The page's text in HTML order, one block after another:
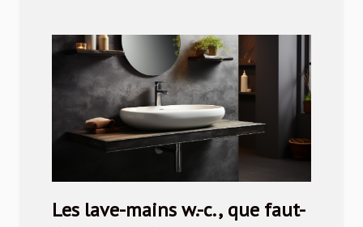
Les lave-mains w.-c., que faut-